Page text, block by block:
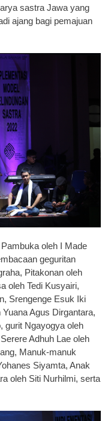
sastra Jawa yang
ajang bagi pemajuan
oleh I Made
geguritan
Pitakonan oleh
oleh Tedi Kusyairi,
Srengenge Esuk Iki
Agus Dirgantara,
gurit Ngayogya oleh
Adhuh Lae oleh
Manuk-manuk
Siyamta, Anak
oleh Siti Nurhilmi, serta